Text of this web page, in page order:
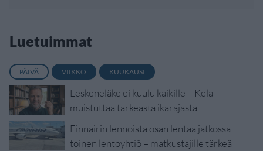
Luetuimmat
PÄIVÄ VIIKKO KUUKAUSI
Leskeneläke ei kuulu kaikille – Kela
muistuttaa tärkeästä ikärajasta
Finnairin lennoista osan lentää jatkossa
toinen lentoyhtiö – matkustajille tärkeä